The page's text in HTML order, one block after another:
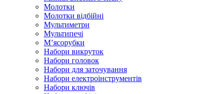
Молотки
Молотки відбійні
Мультиметри
Мультипечі
М’ясорубки
Набори викруток
Набори головок
Набори для заточування
Набори електроінструментів
Набори ключів